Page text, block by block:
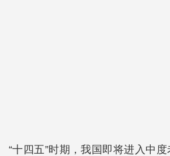
“十四五”时期，我国即将进入中